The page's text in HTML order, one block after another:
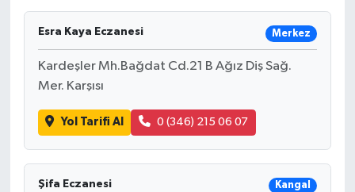
Esra Kaya Eczanesi Merkez
Kardeşler Mh.Bağdat Cd.21 B Ağız Diş Sağ.
Mer. Karşısı
Yol Tarifi Al 0 (346) 215 06 07
Şifa Eczanesi Kangal